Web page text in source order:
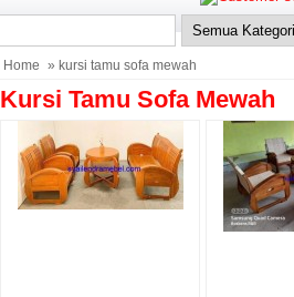
Home » kursi tamu sofa mewah
Kursi Tamu Sofa Mewah